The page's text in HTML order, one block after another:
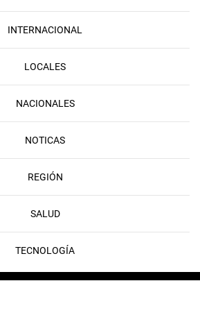
INTERNACIONAL
LOCALES
NACIONALES
NOTICAS
REGIÓN
SALUD
TECNOLOGÍA